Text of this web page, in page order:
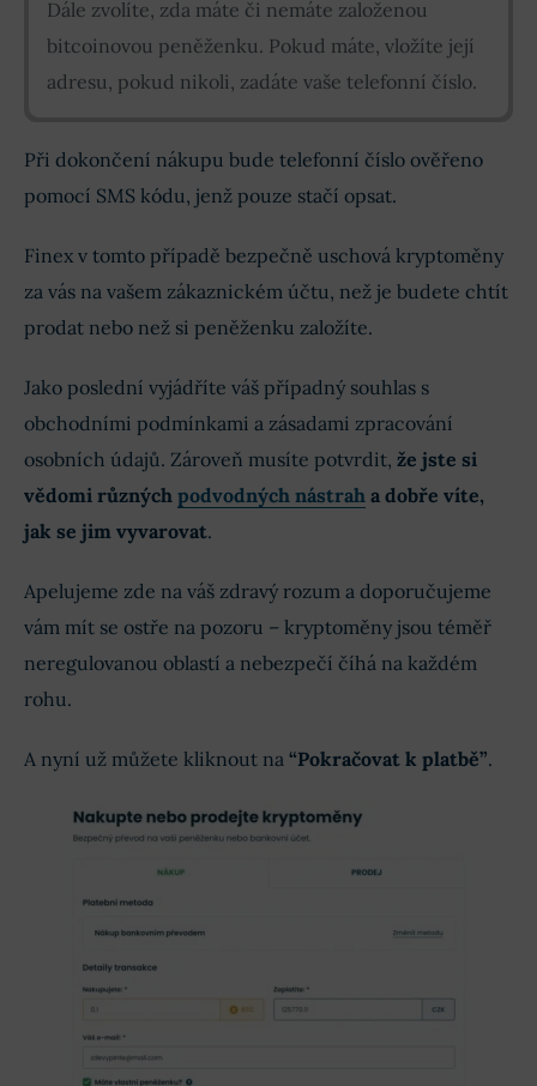
Dále zvolíte, zda máte či nemáte založenou
bitcoinovou peněženku. Pokud máte, vložíte její
adresu, pokud nikoli, zadáte vaše telefonní číslo.
Při dokončení nákupu bude telefonní číslo ověřeno
pomocí SMS kódu, jenž pouze stačí opsat.
Finex v tomto případě bezpečně uschová kryptoměny
za vás na vašem zákaznickém účtu, než je budete chtít
prodat nebo než si peněženku založíte.
Jako poslední vyjádříte váš případný souhlas s
obchodními podmínkami a zásadami zpracování
osobních údajů. Zároveň musíte potvrdit, že jste si
vědomi různých podvodných nástrah a dobře víte,
jak se jim vyvarovat.
Apelujeme zde na váš zdravý rozum a doporučujeme
vám mít se ostře na pozoru – kryptoměny jsou téměř
neregulovanou oblastí a nebezpečí číhá na každém
rohu.
A nyní už můžete kliknout na “Pokračovat k platbě”.